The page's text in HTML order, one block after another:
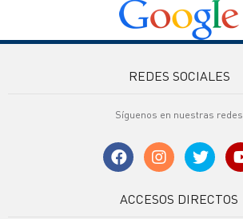
REDES SOCIALES
Síguenos en nuestras redes
ACCESOS DIRECTOS